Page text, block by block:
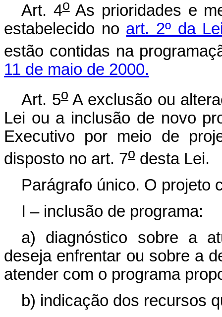
Art. 4oAs prioridades e
estabelecido no art. 2º da
estão contidas na
11 de maio de 2000.
Art. 5oA exclusão ou
Lei ou a inclusão de novo
Executivo por meio de
disposto no art. 7o desta
Parágrafo único. O projeto
I – inclusão de programa:
a) diagnóstico sobre a
deseja enfrentar ou sobre a
atender com o programa
b) indicação dos recursos